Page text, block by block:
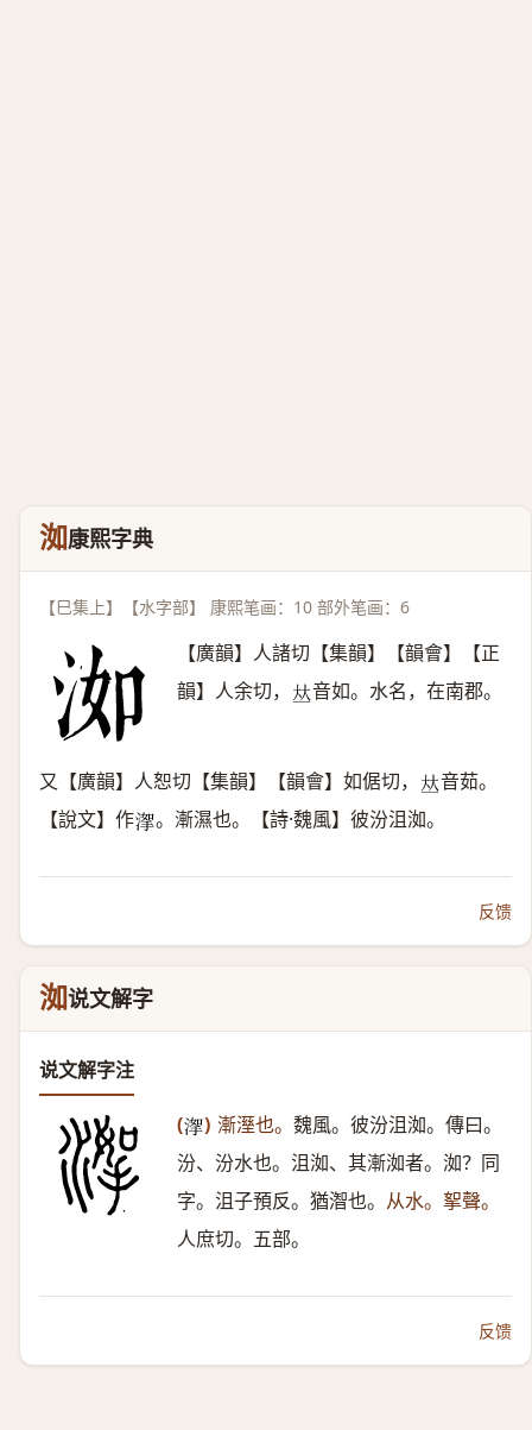
洳康熙字典
【巳集上】【水字部】 康熙笔画：10 部外笔画：6
【廣韻】人諸切【集韻】【韻會】【正
韻】人余切， 𠀤音如。水名，在南郡。
又【廣韻】人恕切【集韻】【韻會】如倨切， 𠀤音茹。
【說文】作𣹤 。漸濕也。【詩·魏風】彼汾沮洳。
反馈
洳说文解字
说文解字注
(𣹤 ) 漸溼也。 魏風。彼汾沮洳。傳曰。
汾、汾水也。沮洳、其漸洳者。洳？同
字。沮子預反。猶潪也。 从水。挐聲。
人庶切。五部。
反馈